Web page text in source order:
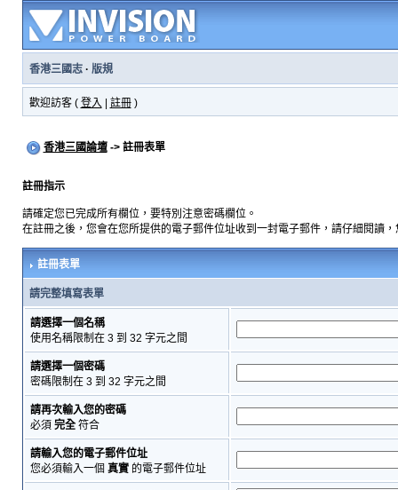
香港三國志· 版規
歡迎訪客 ( 登入 註冊)
香港三國論壇-> 註冊表單
註冊指示
請確定您已完成所有欄位，要特別注意密碼欄位。
在註冊之後，您會在您所提供的電子郵件位址收到一封電子郵件，請仔細閱讀
註冊表單
請完整填寫表單
請選擇一個名稱
使用名稱限制在 3 到 32 字元之間
請選擇一個密碼
密碼限制在 3 到 32 字元之間
請再次輸入您的密碼
必須 完全符合
請輸入您的電子郵件位址
您必須輸入一個 真實的電子郵件位址